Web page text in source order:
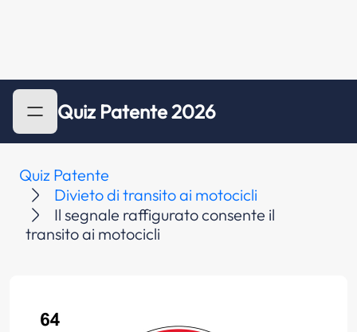
Quiz Patente 2026
Quiz Patente
Divieto di transito ai motocicli
Il segnale raffigurato consente il
transito ai motocicli